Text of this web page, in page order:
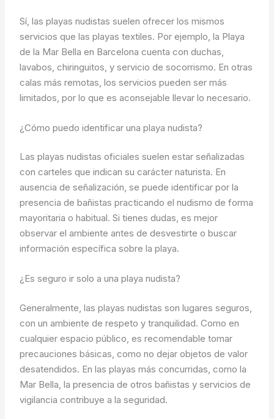
Sí, las playas nudistas suelen ofrecer los mismos
servicios que las playas textiles. Por ejemplo, la Playa
de la Mar Bella en Barcelona cuenta con duchas,
lavabos, chiringuitos, y servicio de socorrismo. En otras
calas más remotas, los servicios pueden ser más
limitados, por lo que es aconsejable llevar lo necesario.
¿Cómo puedo identificar una playa nudista?
Las playas nudistas oficiales suelen estar señalizadas
con carteles que indican su carácter naturista. En
ausencia de señalización, se puede identificar por la
presencia de bañistas practicando el nudismo de forma
mayoritaria o habitual. Si tienes dudas, es mejor
observar el ambiente antes de desvestirte o buscar
información específica sobre la playa.
¿Es seguro ir solo a una playa nudista?
Generalmente, las playas nudistas son lugares seguros,
con un ambiente de respeto y tranquilidad. Como en
cualquier espacio público, es recomendable tomar
precauciones básicas, como no dejar objetos de valor
desatendidos. En las playas más concurridas, como la
Mar Bella, la presencia de otros bañistas y servicios de
vigilancia contribuye a la seguridad.